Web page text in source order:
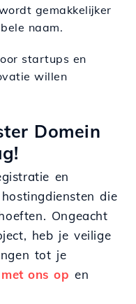
gemakkelijker
naam.
startups en
willen
Domein
en
die
Ongeacht
heb je veilige
tot je
ons op en